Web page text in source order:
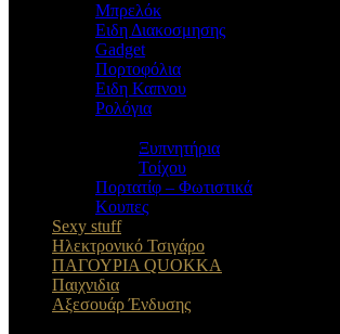
Μπρελόκ
Eιδη Διακοσμησης
Gadget
Πορτοφόλια
Ειδη Καπνου
Ρολόγια
Ξυπνητήρια
Τοίχου
Πορτατίφ – Φωτιστικά
Κουπες
Sexy stuff
Ηλεκτρονικό Τσιγάρο
ΠΑΓΟΥΡΙΑ QUOKKA
Παιχνιδια
Αξεσουάρ Ένδυσης